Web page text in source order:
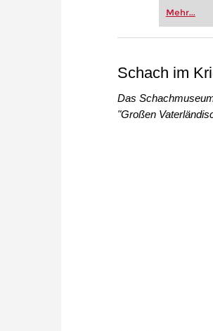
zuvor.
Mehr...
Schach im
Das
"Großen